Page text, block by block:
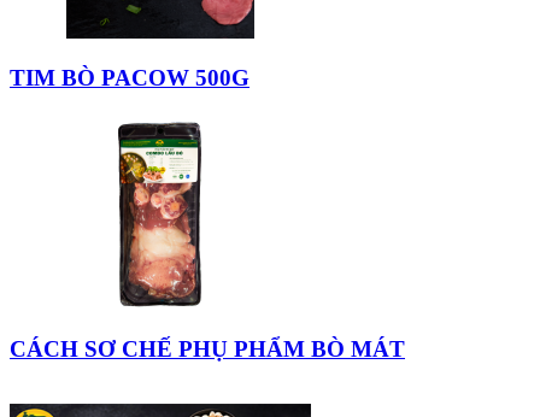
TIM BÒ PACOW 500G
CÁCH SƠ CHẾ PHỤ PHẨM BÒ MÁT